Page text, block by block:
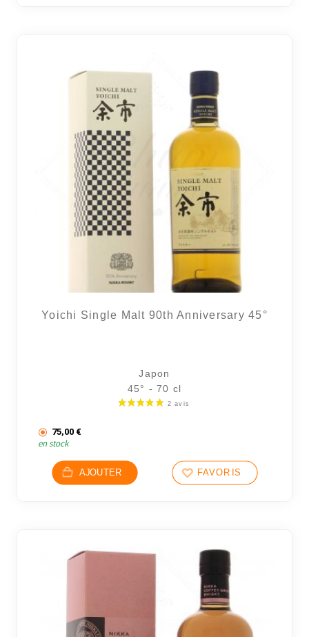
Yoichi Single Malt 90th Anniversary 45°
Japon
45° - 70 cl
75,00 €
en stock
AJOUTER FAVORIS